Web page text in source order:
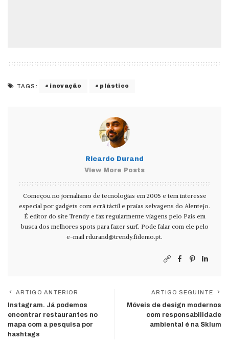
TAGS: inovação plástico
Ricardo Durand
View More Posts
Começou no jornalismo de tecnologias em 2005 e tem interesse
especial por gadgets com ecrã táctil e praias selvagens do Alentejo.
É editor do site Trendy e faz regularmente viagens pelo País em
busca dos melhores spots para fazer surf. Pode falar com ele pelo
e-mail rdurand@trendy.fidemo.pt.
ARTIGO ANTERIOR
Instagram. Já podemos
encontrar restaurantes no
mapa com a pesquisa por
hashtags
ARTIGO SEGUINTE
Móveis de design modernos
com responsabilidade
ambiental é na Sklum